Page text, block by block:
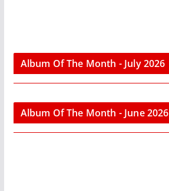
Album Of The Month - July 2026
Album Of The Month - June 2026